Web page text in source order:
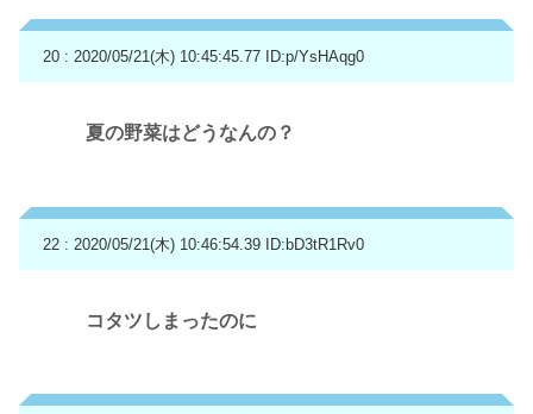
20 : 2020/05/21(木) 10:45:45.77 ID:p/YsHAqg0
夏の野菜はどうなんの？
22 : 2020/05/21(木) 10:46:54.39 ID:bD3tR1Rv0
コタツしまったのに